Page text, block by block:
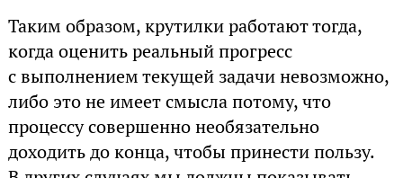
Таким образом, крутилки работают тогда,
когда оценить реальный прогресс
с выполнением текущей задачи невозможно,
либо это не имеет смысла потому, что
процессу совершенно необязательно
доходить до конца, чтобы принести пользу.